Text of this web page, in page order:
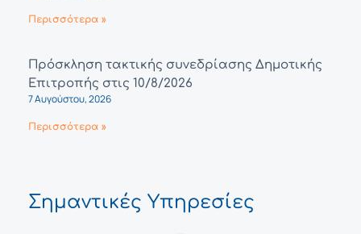
Περισσότερα »
Πρόσκληση τακτικής συνεδρίασης Δημοτικής
Επιτροπής στις 10/8/2026
7 Αυγούστου, 2026
Περισσότερα »
Σημαντικές Υπηρεσίες